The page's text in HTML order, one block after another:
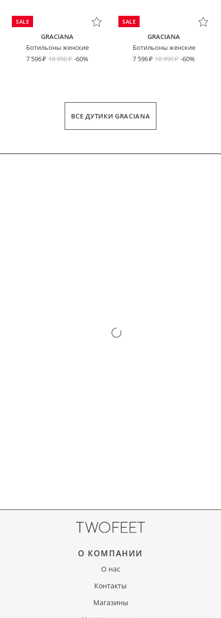
SALE
GRACIANA
Ботильоны женские
7 596
18 990 -60%
SALE
GRACIANA
Ботильоны женские
7 596
18 990 -60%
ВСЕ ДУТИКИ GRACIANA
О КОМПАНИИ
О нас
Контакты
Магазины